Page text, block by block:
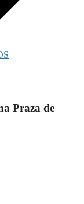
Praza de